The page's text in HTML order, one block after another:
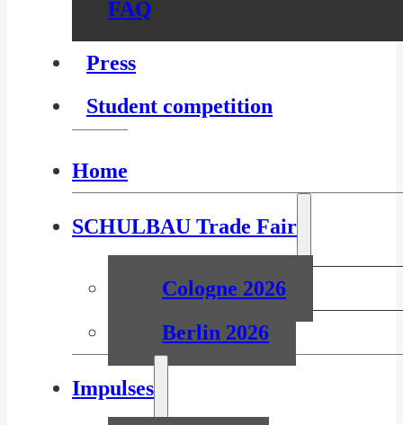
FAQ
Press
Student competition
Home
SCHULBAU Trade Fair
Cologne 2026
Berlin 2026
Impulses